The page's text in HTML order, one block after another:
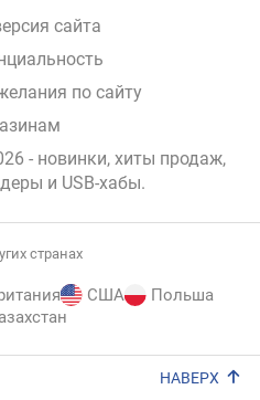
сайта
по сайту
- новинки, хиты продаж,
и USB-хабы.
странах
США
Польша
НАВЕРХ